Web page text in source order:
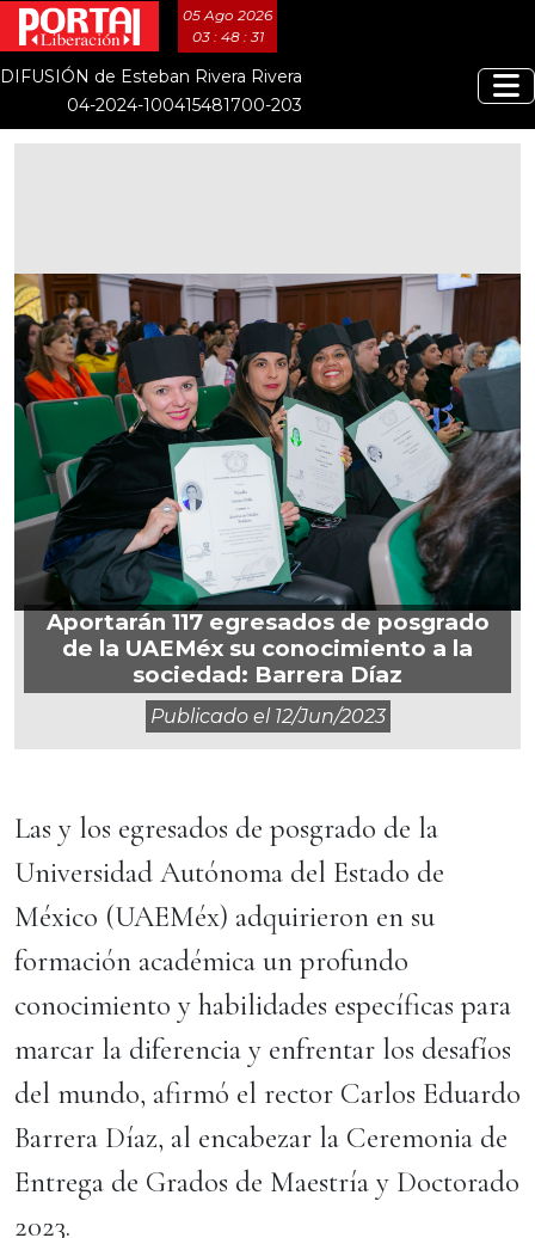
05 Ago 2026
03 : 48 : 32
DIFUSIÓN de Esteban Rivera Rivera
04-2024-100415481700-203
Aportarán 117 egresados de posgrado
de la UAEMéx su conocimiento a la
sociedad: Barrera Díaz
Publicado el 12/jun/2023
Las y los egresados de posgrado de la
Universidad Autónoma del Estado de
México (UAEMéx) adquirieron en su
formación académica un profundo
conocimiento y habilidades específicas para
marcar la diferencia y enfrentar los desafíos
del mundo, afirmó el rector Carlos Eduardo
Barrera Díaz, al encabezar la Ceremonia de
Entrega de Grados de Maestría y Doctorado
2023.